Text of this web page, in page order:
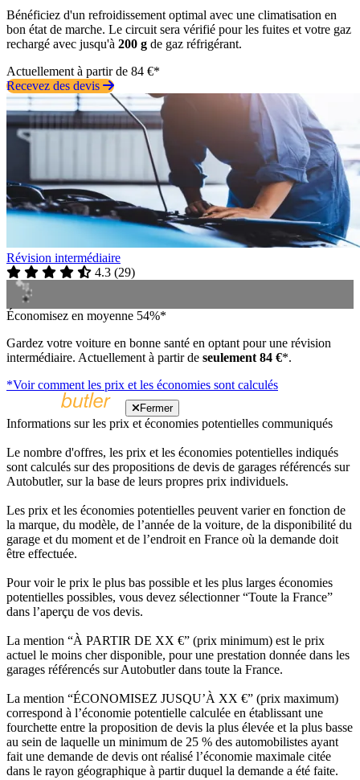
Bénéficiez d'un refroidissement optimal avec une climatisation en
bon état de marche. Le circuit sera vérifié pour les fuites et votre gaz
rechargé avec jusqu'à 200 g de gaz réfrigérant.
Actuellement à partir de 84 €*
Recevez des devis
Révision intermédiaire
4.3 (29)
Économisez en moyenne 54%*
Gardez votre voiture en bonne santé en optant pour une révision
intermédiaire. Actuellement à partir de seulement 84 €*.
*Voir comment les prix et les économies sont calculés
Fermer
Informations sur les prix et économies potentielles communiqués
Le nombre d'offres, les prix et les économies potentielles indiqués
sont calculés sur des propositions de devis de garages référencés sur
Autobutler, sur la base de leurs propres prix individuels.
Les prix et les économies potentielles peuvent varier en fonction de
la marque, du modèle, de l’année de la voiture, de la disponibilité du
garage et du moment et de l’endroit en France où la demande doit
être effectuée.
Pour voir le prix le plus bas possible et les plus larges économies
potentielles possibles, vous devez sélectionner “Toute la France”
dans l’aperçu de vos devis.
La mention “À PARTIR DE XX €” (prix minimum) est le prix
actuel le moins cher disponible, pour une prestation donnée dans les
garages référencés sur Autobutler dans toute la France.
La mention “ÉCONOMISEZ JUSQU’À XX €” (prix maximum)
correspond à l’économie potentielle calculée en établissant une
fourchette entre la proposition de devis la plus élevée et la plus basse
au sein de laquelle un minimum de 25 % des automobilistes ayant
fait une demande de devis ont réalisé l’économie maximale citée
dans le rayon géographique à partir duquel la demande a été faite.